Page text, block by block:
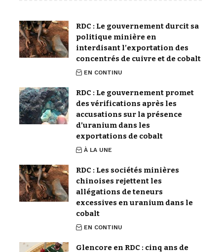
RDC : Le gouvernement durcit sa
politique minière en
interdisant l’exportation des
concentrés de cuivre et de cobalt
EN CONTINU
RDC : Le gouvernement promet
des vérifications après les
accusations sur la présence
d’uranium dans les
exportations de cobalt
À LA UNE
RDC : Les sociétés minières
chinoises rejettent les
allégations de teneurs
excessives en uranium dans le
cobalt
EN CONTINU
Glencore en RDC : cinq ans de